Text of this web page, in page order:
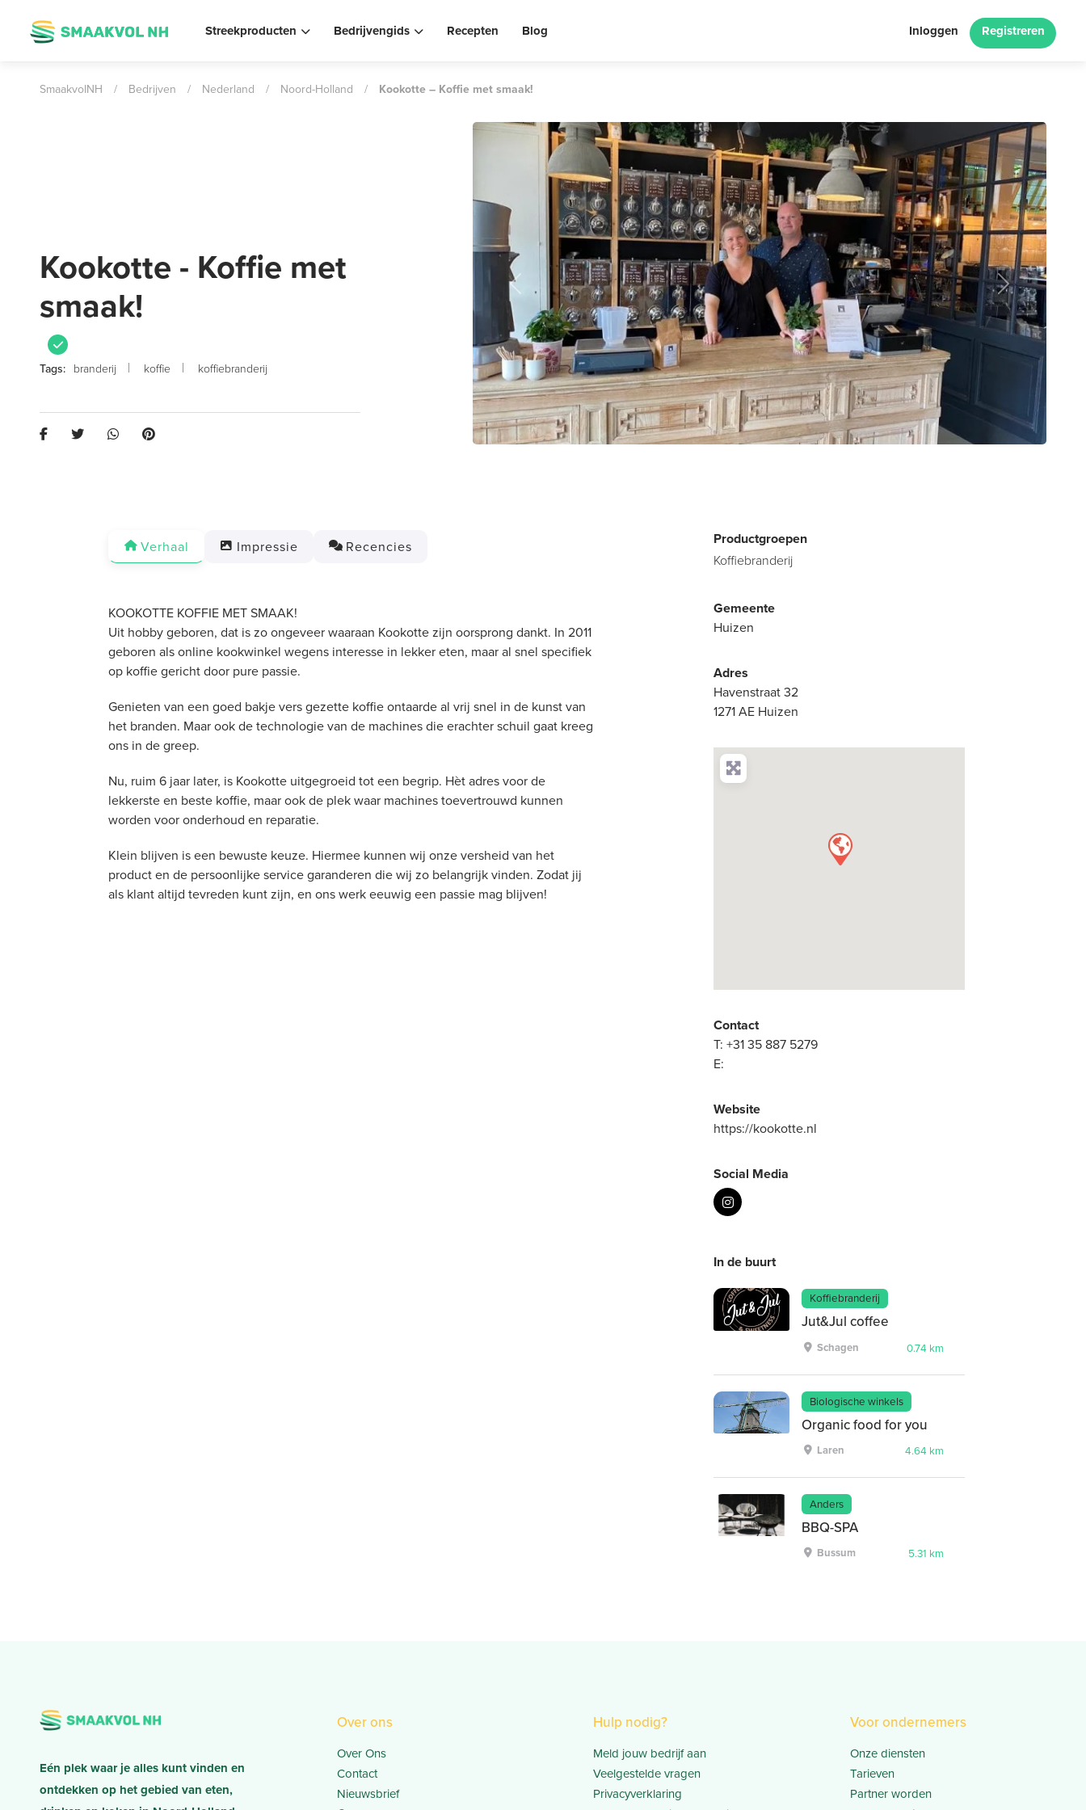
Streekproducten Bedrijvengids Recepten Blog Inloggen Registreren
SmaakvolNH / Bedrijven / Nederland / Noord-Holland / Kookotte – Koffie met smaak!
Kookotte - Koffie met
smaak!
branderij koffie koffiebranderij
Previous Next
Verhaal Impressie Recencies
KOOKOTTE KOFFIE MET SMAAK!
Uit hobby geboren, dat is zo ongeveer waaraan Kookotte zijn oorsprong dankt. In 2011
geboren als online kookwinkel wegens interesse in lekker eten, maar al snel specifiek
op koffie gericht door pure passie.
Genieten van een goed bakje vers gezette koffie ontaarde al vrij snel in de kunst van
het branden. Maar ook de technologie van de machines die erachter schuil gaat kreeg
ons in de greep.
Nu, ruim 6 jaar later, is Kookotte uitgegroeid tot een begrip. Hèt adres voor de
lekkerste en beste koffie, maar ook de plek waar machines toevertrouwd kunnen
worden voor onderhoud en reparatie.
Klein blijven is een bewuste keuze. Hiermee kunnen wij onze versheid van het
product en de persoonlijke service garanderen die wij zo belangrijk vinden. Zodat jij
als klant altijd tevreden kunt zijn, en ons werk eeuwig een passie mag blijven!
Productgroepen
Koffiebranderij
Gemeente
Huizen
Adres
Havenstraat 32
1271 AE Huizen
Contact
T:+31 35 887 5279
E:
Website
https://kookotte.nl
Social Media
In de buurt
Koffiebranderij
Jut&Jul coffee
Schagen 0.74 km
Biologische winkels
Organic food for you
Laren 4.64 km
Anders
BBQ-SPA
Bussum 5.31 km
Eén plek waar je alles kunt vinden en
ontdekken op het gebied van eten,
Over ons
Over Ons
Contact
Nieuwsbrief
Hulp nodig?
Meld jouw bedrijf aan
Veelgestelde vragen
Privacyverklaring
Voor ondernemers
Onze diensten
Tarieven
Partner worden